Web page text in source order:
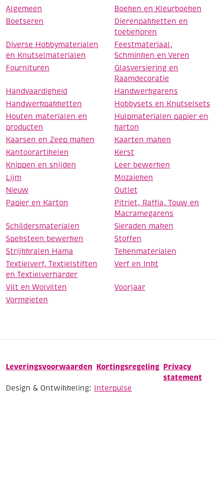
Algemeen
Boeken en Kleurboeken
Boetseren
Dierenpakketten en
toebehoren
Diverse Hobbymaterialen
en Knutselmaterialen
Feestmateriaal,
Schminken en Veren
Fournituren
Glasversiering en
Raamdecoratie
Handvaardigheid
Handwerkgarens
Handwerkpakketten
Hobbysets en Knutselsets
Houten materialen en
producten
Hulpmaterialen papier en
karton
Kaarsen en Zeep maken
Kaarten maken
Kantoorartikelen
Kerst
Knippen en snijden
Leer bewerken
Lijm
Mozaieken
Nieuw
Outlet
Papier en Karton
Pitriet, Raffia, Touw en
Macramegarens
Schildersmaterialen
Sieraden maken
Speksteen bewerken
Stoffen
Strijkkralen Hama
Tekenmaterialen
Textielverf, Textielstiften
en Textielverharder
Verf en Inkt
Vilt en Wolvilten
Voorjaar
Vormgieten
Leveringsvoorwaarden Kortingsregeling Privacy
statement
Design & Ontwikkeling: Interpulse